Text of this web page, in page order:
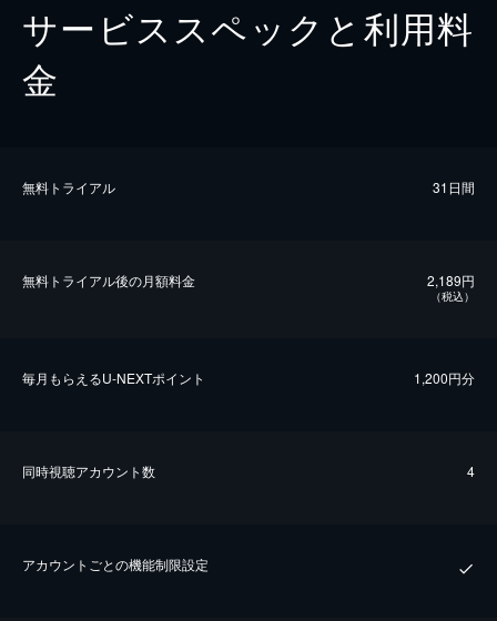
サービススペックと利用料
金
無料トライアル 31日間
無料トライアル後の⽉額料金 2,189円
（税込）
毎⽉もらえるU-NEXTポイント 1,200円分
同時視聴アカウント数 4
アカウントごとの機能制限設定